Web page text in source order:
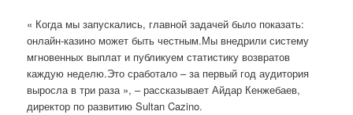
« Когда мы запускались, главной задачей было показать:
онлайн-казино может быть честным.Мы внедрили систему
мгновенных выплат и публикуем статистику возвратов
каждую неделю.Это сработало – за первый год аудитория
выросла в три раза », – рассказывает Айдар Кенжебаев,
директор по развитию Sultan Cazino.